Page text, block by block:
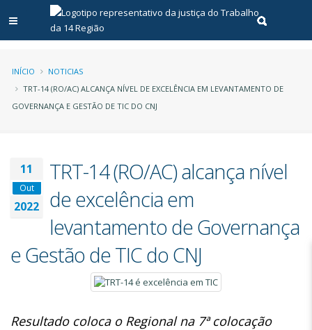
Abrir menu principal
Realizar
Trilha
de
INÍCIO
NOTICIAS
TRT-14 (RO/AC) ALCANÇA NÍVEL DE EXCELÊNCIA EM LEVANTAMENTO DE
GOVERNANÇA E GESTÃO DE TIC DO CNJ
11
Out
2022
TRT-14 (RO/AC) alcança nível
de excelência em
levantamento de Governança
e Gestão de TIC do CNJ
Resultado coloca o Regional na 7ª colocação